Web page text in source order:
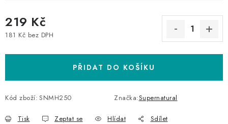
219 Kč
181 Kč bez DPH
PŘIDAT DO KOŠÍKU
Kód zboží: SNMH250 Značka:Supernatural
Tisk Zeptat se Hlídat Sdílet